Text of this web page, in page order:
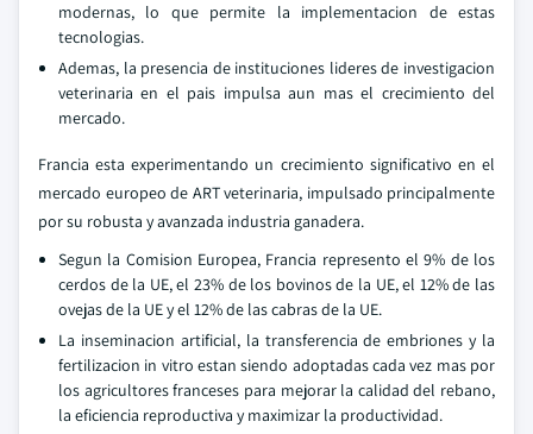
modernas, lo que permite la implementacion de estas
tecnologias.
Ademas, la presencia de instituciones lideres de investigacion
veterinaria en el pais impulsa aun mas el crecimiento del
mercado.
Francia esta experimentando un crecimiento significativo en el
mercado europeo de ART veterinaria, impulsado principalmente
por su robusta y avanzada industria ganadera.
Segun la Comision Europea, Francia represento el 9% de los
cerdos de la UE, el 23% de los bovinos de la UE, el 12% de las
ovejas de la UE y el 12% de las cabras de la UE.
La inseminacion artificial, la transferencia de embriones y la
fertilizacion in vitro estan siendo adoptadas cada vez mas por
los agricultores franceses para mejorar la calidad del rebano,
la eficiencia reproductiva y maximizar la productividad.